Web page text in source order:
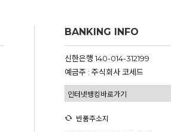
BANKING INFO
신한은행 140-014-312199
예금주 : 주식회사 코세드
반품주소지